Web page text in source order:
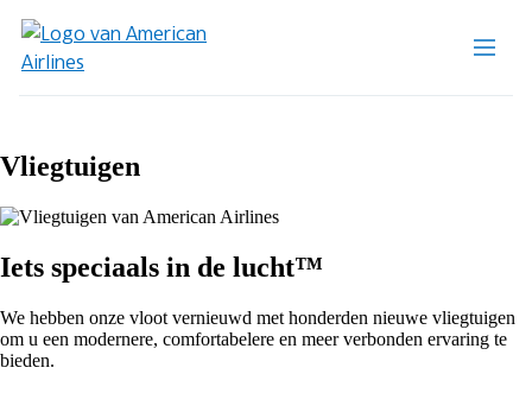
Vliegtuigen
Iets speciaals in de lucht™
We hebben onze vloot vernieuwd met honderden nieuwe vliegtuigen
om u een modernere, comfortabelere en meer verbonden ervaring te
bieden.